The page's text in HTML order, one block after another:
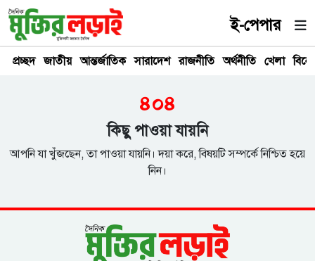
ই-পেপার
প্রচ্ছদ জাতীয় আন্তর্জাতিক সারাদেশ রাজনীতি অর্থনীতি খেলা
৪০৪
কিছু পাওয়া যায়নি
আপনি যা খুঁজছেন, তা পাওয়া যায়নি। দয়া করে, বিষয়টি সম্পর্কে নিশ্চিত হয়ে
নিন।